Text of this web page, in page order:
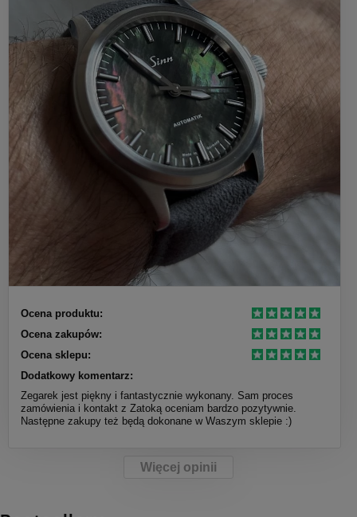
Ocena produktu:
Ocena zakupów:
Ocena sklepu:
Dodatkowy komentarz:
Zegarek jest piękny i fantastycznie wykonany. Sam proces
zamówienia i kontakt z Zatoką oceniam bardzo pozytywnie.
Następne zakupy też będą dokonane w Waszym sklepie :)
Więcej opinii